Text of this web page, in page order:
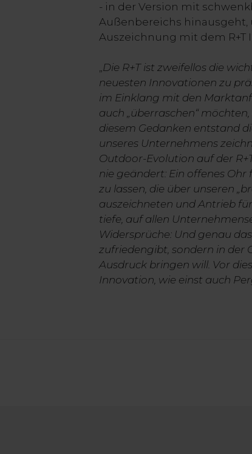
- in der Version mit
Außenbereichs hinausgeht,
Auszeichnung mit dem R+T
„Die R+T ist zweifellos die
neuesten Innovationen zu
im Einklang mit den
auch „überraschen“ möchten,
diesem Gedanken entstand
unseres Unternehmens
Outdoor-Evolution auf der
nie geändert: Ein offenes
zu lassen, die über unseren
auszeichneten und Antrieb
tiefe, auf allen
Widersprüche: Und genau
zufriedengibt, sondern in der
Ausdruck bringen will. Vor
Innovation, wie einst auch